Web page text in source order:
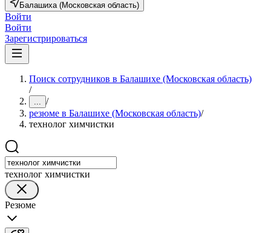
Балашиха (Московская область)
Войти
Войти
Зарегистрироваться
Поиск сотрудников в Балашихе (Московская область)
/
... /
резюме в Балашихе (Московская область)/
технолог химчистки
технолог химчистки
Резюме